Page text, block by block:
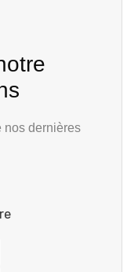
nos dernières